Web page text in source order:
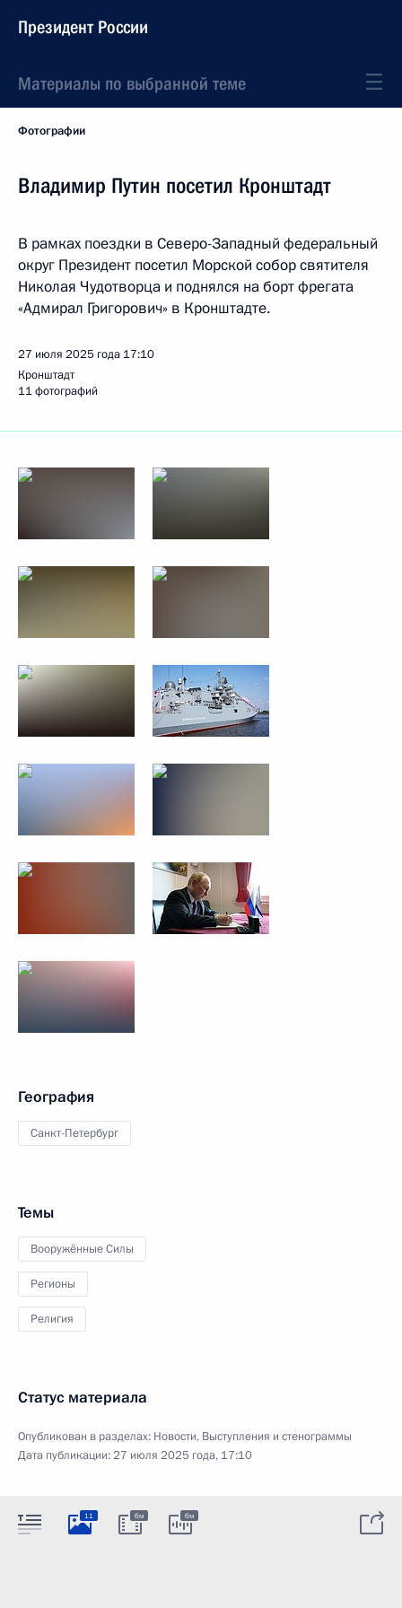
Президент России
Материалы по выбранной теме
Фотографии
Владимир Путин посетил Кронштадт
В рамках поездки в Северо-Западный федеральный
округ Президент посетил Морской собор святителя
Николая Чудотворца и поднялся на борт фрегата
«Адмирал Григорович» в Кронштадте.
27 июля 2025 года 17:10
Кронштадт
11 фотографий
География
Санкт-Петербург
Темы
Вооружённые Силы
Регионы
Религия
Статус материала
Опубликован в разделах: Новости, Выступления и стенограммы
Дата публикации:27 июля 2025 года, 17:10
11 6м 6м